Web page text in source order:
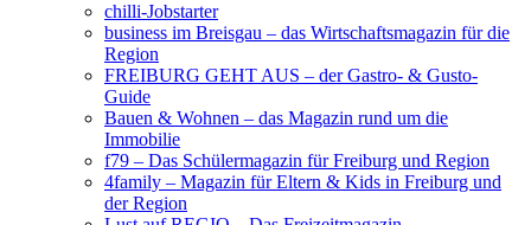
chilli-Jobstarter
business im Breisgau – das Wirtschaftsmagazin für die
Region
FREIBURG GEHT AUS – der Gastro- & Gusto-
Guide
Bauen & Wohnen – das Magazin rund um die
Immobilie
f79 – Das Schülermagazin für Freiburg und Region
4family – Magazin für Eltern & Kids in Freiburg und
der Region